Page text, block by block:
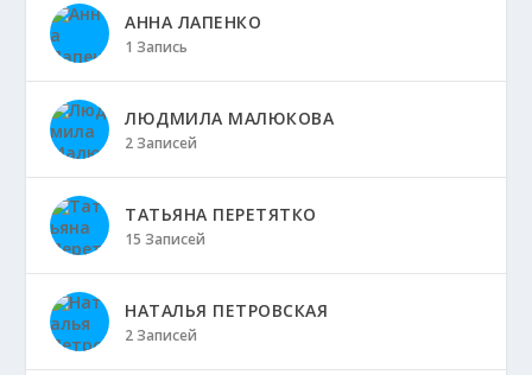
АННА ЛАПЕНКО
1 Запись
ЛЮДМИЛА МАЛЮКОВА
2 Записей
ТАТЬЯНА ПЕРЕТЯТКО
15 Записей
НАТАЛЬЯ ПЕТРОВСКАЯ
2 Записей